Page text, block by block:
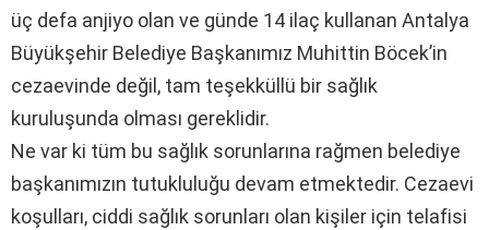
üç defa anjiyo olan ve günde 14 ilaç kullanan Antalya
Büyükşehir Belediye Başkanımız Muhittin Böcek’in
cezaevinde değil, tam teşekküllü bir sağlık
kuruluşunda olması gereklidir.
Ne var ki tüm bu sağlık sorunlarına rağmen belediye
başkanımızın tutukluluğu devam etmektedir. Cezaevi
koşulları, ciddi sağlık sorunları olan kişiler için telafisi